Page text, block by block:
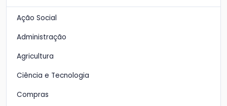
Ação Social
Administração
Agricultura
Ciência e Tecnologia
Compras